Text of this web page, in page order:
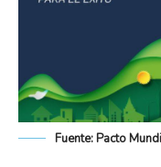
Fuente: Pacto